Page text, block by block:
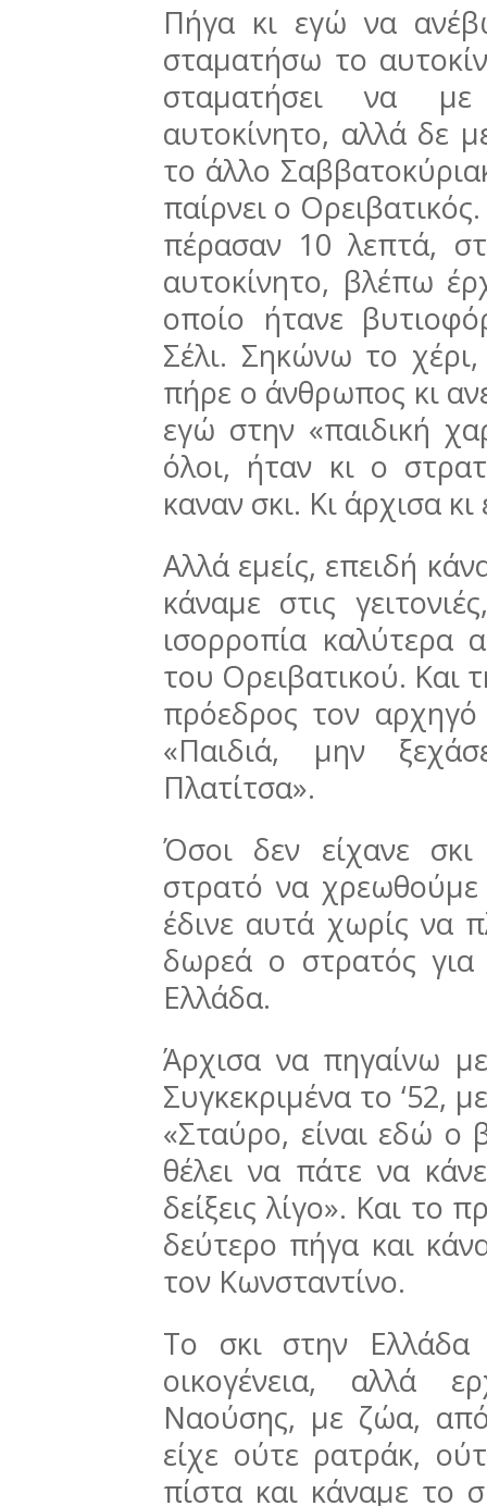
Πήγα κι εγώ να
σταματήσω το
σταματήσει να
αυτοκίνητο, αλλά δε
το άλλο
παίρνει ο
πέρασαν 10 λεπτά,
αυτοκίνητο, βλέπω
οποίο ήτανε
Σέλι. Σηκώνω το
πήρε ο άνθρωπος κι
εγώ στην «παιδική
όλοι, ήταν κι ο
καναν σκι. Κι άρχισα
Αλλά εμείς, επειδή
κάναμε στις
ισορροπία
του Ορειβατικού. Και
πρόεδρος τον
«Παιδιά, μην
Πλατίτσα».
Όσοι δεν είχανε
στρατό να
έδινε αυτά χωρίς να
δωρεά ο στρατός
Ελλάδα.
Άρχισα να πηγαίνω
Συγκεκριμένα το ‘52,
«Σταύρο, είναι εδώ ο
θέλει να πάτε να
δείξεις λίγο». Και το
δεύτερο πήγα και
τον Κωνσταντίνο.
Το σκι στην Ελλάδα
οικογένεια, αλλά
Ναούσης, με ζώα,
είχε ούτε ρατράκ,
πίστα και κάναμε το